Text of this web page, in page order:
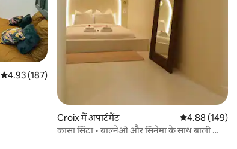
औसत रेटिंग 5 में से 4.93, 187 समीक्षाएँ
4.93 (187)
Croix में अपार्टमेंट औसत रेटिंग 5 में
4.88 (149)
कासा सिंटा • बाल्नेओ और सिनेमा के साथ बाली की